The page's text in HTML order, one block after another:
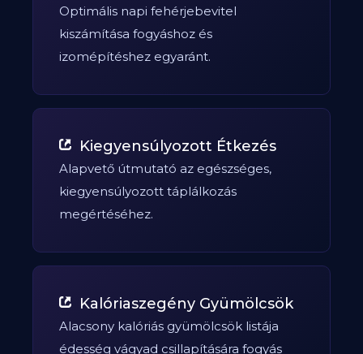
Optimális napi fehérjebevitel
kiszámítása fogyáshoz és
izomépítéshez egyaránt.
Kiegyensúlyozott Étkezés
Alapvető útmutató az egészséges,
kiegyensúlyozott táplálkozás
megértéséhez.
Kalóriaszegény Gyümölcsök
Alacsony kalóriás gyümölcsök listája
édesség vágyad csillapítására fogyás